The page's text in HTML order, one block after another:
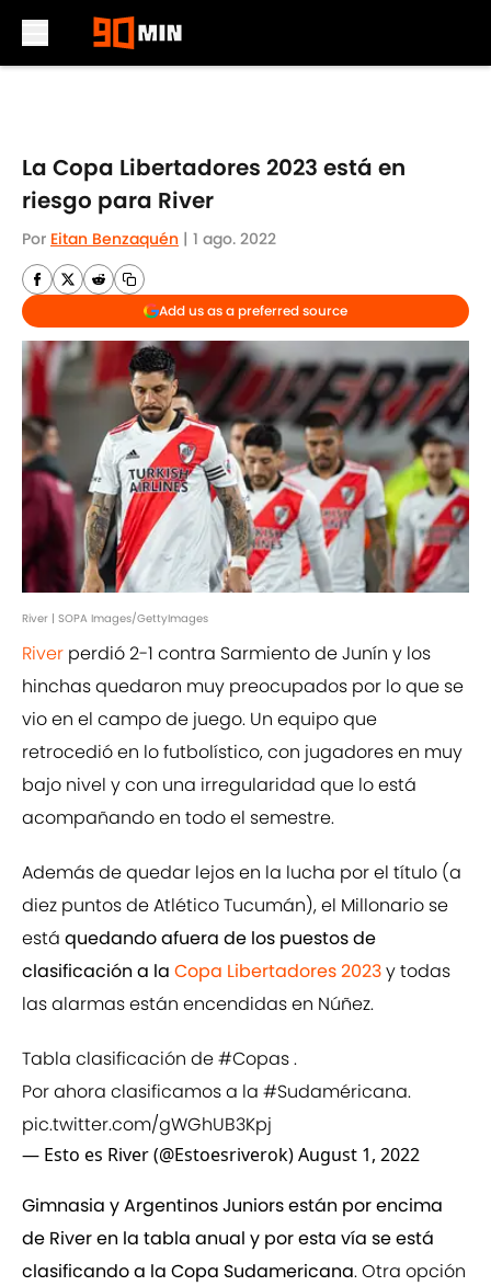
La Copa Libertadores 2023 está en
riesgo para River
Por Eitan Benzaquén | 1 ago. 2022
Add us as a preferred source
River | SOPA Images/GettyImages
River perdió 2-1 contra Sarmiento de Junín y los
hinchas quedaron muy preocupados por lo que se
vio en el campo de juego. Un equipo que
retrocedió en lo futbolístico, con jugadores en muy
bajo nivel y con una irregularidad que lo está
acompañando en todo el semestre.
Además de quedar lejos en la lucha por el título (a
diez puntos de Atlético Tucumán), el Millonario se
está quedando afuera de los puestos de
clasificación a la Copa Libertadores 2023y todas
las alarmas están encendidas en Núñez.
Tabla clasificación de#Copas.
Por ahora clasificamos a la #Sudaméricana.
pic.twitter.com/gWGhUB3Kpj
— Esto es River (@Estoesriverok)August 1, 2022
Gimnasia y Argentinos Juniors están por encima
de River en la tabla anual y por esta vía se está
clasificando a la Copa Sudamericana. Otra opción